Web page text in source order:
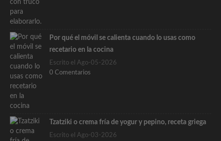
Por qué el móvil se calienta cuando lo usas como
recetario en la cocina
Escrito el Ago-05-2026
0 Comentarios
Tzatziki o crema fría de yogur y pepino, receta griega
Escrito el Ago-03-2026